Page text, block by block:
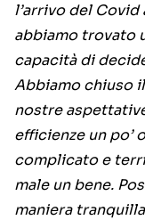
l’arrivo del Covid
abbiamo trovato
capacità di
Abbiamo chiuso
nostre
efficienze un po’
complicato e
male un bene.
maniera